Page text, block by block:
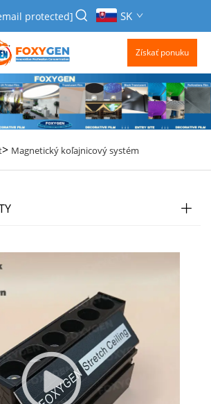
protected] SK
Získať ponuku
> Magnetický koľajnicový systém